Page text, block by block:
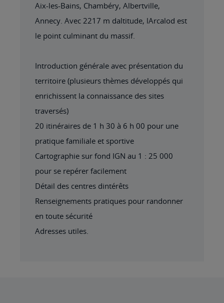
Aix-les-Bains, Chambéry, Albertville,
Annecy. Avec 2217 m daltitude, lArcalod est
le point culminant du massif.
Introduction générale avec présentation du
territoire (plusieurs thèmes développés qui
enrichissent la connaissance des sites
traversés)
20 itinéraires de 1 h 30 à 6 h 00 pour une
pratique familiale et sportive
Cartographie sur fond IGN au 1 : 25 000
pour se repérer facilement
Détail des centres dintérêts
Renseignements pratiques pour randonner
en toute sécurité
Adresses utiles.